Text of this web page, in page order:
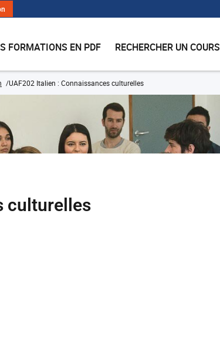
FORMATIONS EN PDF RECHERCHER UN COURS
UAF202 Italien : Connaissances culturelles
culturelles